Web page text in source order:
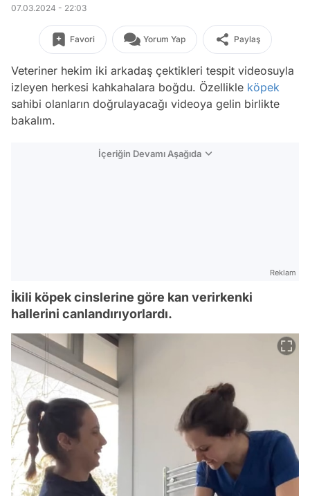
07.03.2024 - 22:03
Favori Yorum Yap Paylaş
Veteriner hekim iki arkadaş çektikleri tespit videosuyla
izleyen herkesi kahkahalara boğdu. Özellikle köpek
sahibi olanların doğrulayacağı videoya gelin birlikte
bakalım.
İçeriğin Devamı Aşağıda
Reklam
İkili köpek cinslerine göre kan verirkenki
hallerini canlandırıyorlardı.